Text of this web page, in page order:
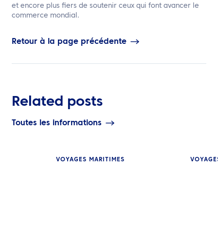
et encore plus fiers de soutenir ceux qui font avancer le
commerce mondial.
Retour à la page précédente
Related posts
Toutes les informations
VOYAGES MARITIMES